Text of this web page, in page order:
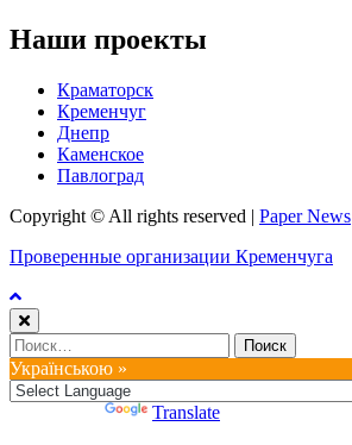
Наши проекты
Краматорск
Кременчуг
Днепр
Каменское
Павлоград
Copyright © All rights reserved | Paper News
Проверенные организации Кременчуга
Найти:
Українською »
Translate